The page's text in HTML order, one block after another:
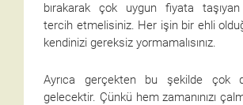
bırakarak çok uygun fiyata taşıyan
tercih etmelisiniz. Her işin bir ehli
kendinizi gereksiz yormamalısınız.
Ayrıca gerçekten bu şekilde çok
gelecektir. Çünkü hem zamanınızı